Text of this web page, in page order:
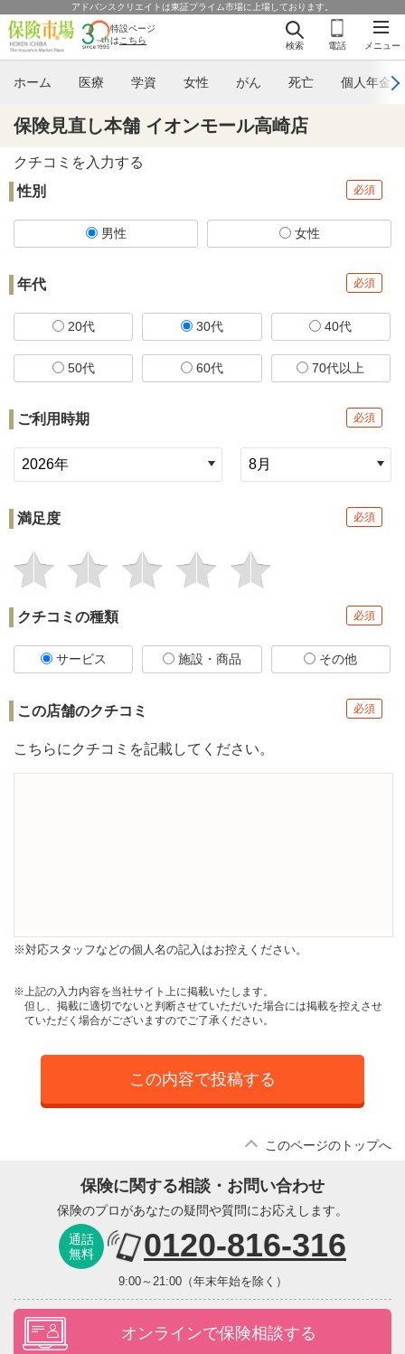
アドバンスクリエイトは東証プライム市場に上場しております。
メニュー
検索 電話
特設ページ
は こちら
ホーム 医療 学資 女性 がん 死亡 個人年金
保険見直し本舗 イオンモール高崎店
クチコミを入力する
性別
必須
男性 女性
年代 必須
20代 30代 40代
50代 60代 70代以上
ご利用時期 必須
満足度 必須
クチコミの種類 必須
サービス 施設・商品 その他
この店舗のクチコミ 必須
こちらにクチコミを記載してください。
※対応スタッフなどの個人名の記入はお控えください。
※上記の入力内容を当社サイト上に掲載いたします。
但し、掲載に適切でないと判断させていただいた場合には掲載を控えさせ
ていただく場合がございますのでご了承ください。
この内容で投稿する
このページのトップへ
保険に関する相談・お問い合わせ
保険のプロがあなたの疑問や質問にお応えします。
通話
無料
0120-816-316
9:00～21:00（年末年始を除く）
オンラインで保険相談する